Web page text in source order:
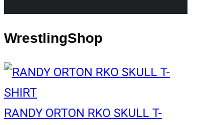
WrestlingShop
RANDY ORTON RKO SKULL T-